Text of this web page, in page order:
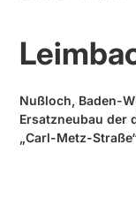
Nußloch, Baden-
Ersatzneubau der
„Carl-Metz-